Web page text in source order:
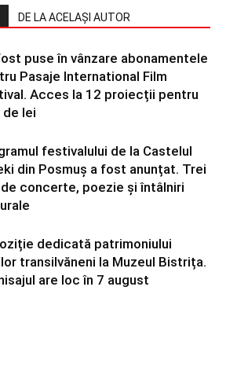
DE LA ACELAȘI AUTOR
puse în vânzare abonamentele
Pasaje International Film
Acces la 12 proiecții pentru
de lei
festivalului de la Castelul
din Posmuș a fost anunțat. Trei
concerte, poezie și întâlniri
dedicată patrimoniului
transilvăneni la Muzeul Bistrița.
are loc în 7 august